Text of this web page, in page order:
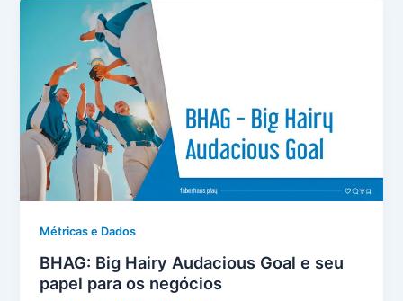
Métricas e Dados
BHAG: Big Hairy Audacious Goal e seu
papel para os negócios